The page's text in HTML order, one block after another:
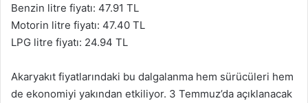
Benzin litre fiyatı: 47.91 TL
Motorin litre fiyatı: 47.40 TL
LPG litre fiyatı: 24.94 TL
Akaryakıt fiyatlarındaki bu dalgalanma hem sürücüleri hem
de ekonomiyi yakından etkiliyor. 3 Temmuz’da açıklanacak